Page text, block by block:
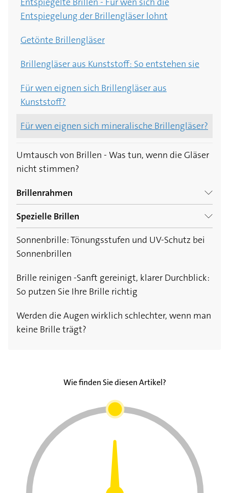
Entspiegelung der Brillengläser lohnt
Getönte Brillengläser
Brillengläser aus Kunststoff: So entstehen sie
Für wen eignen sich Brillengläser aus
Kunststoff?
Für wen eignen sich mineralische Brillengläser?
Umtausch von Brillen - Was tun, wenn die Gläser
nicht stimmen?
Brillenrahmen
Der Brillenrahmen: Darum ist der richtige Sitz
auf der Nase so wichtig
Den passenden Rahmen finden - die
verschiedenen Brillenarten
Spezielle Brillen
Arbeitsplatzbrille: Alles über Vorteile und
Kostenübernahme
Sportbrillen mit Sehstärke: Darauf sollten Sie
achten
Babybrille: Darauf sollten Sie bei der Brille für
das Baby achten
Sonnenbrille: Tönungsstufen und UV-Schutz bei
Sonnenbrillen
Brille reinigen -Sanft gereinigt, klarer Durchblick:
So putzen Sie Ihre Brille richtig
Werden die Augen wirklich schlechter, wenn man
keine Brille trägt?
Wie finden Sie diesen Artikel?